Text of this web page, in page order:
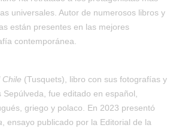
universales. Autor de numerosos libros y
están presentes en las mejores
contemporánea.
Chile (Tusquets), libro con sus fotografías y
fue editado en español,
griego y polaco. En 2023 presentó
, ensayo publicado por la Editorial de la